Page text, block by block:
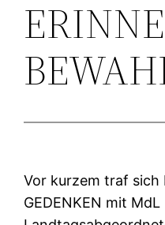
Vor kurzem traf sich
GEDENKEN mit MdL